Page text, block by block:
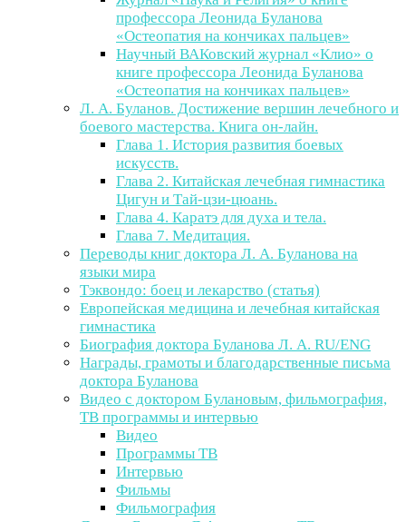
профессора Леонида Буланова
«Остеопатия на кончиках пальцев»
Научный ВАКовский журнал «Клио» о
книге профессора Леонида Буланова
«Остеопатия на кончиках пальцев»
Л. А. Буланов. Достижение вершин лечебного и
боевого мастерства. Книга он-лайн.
Глава 1. История развития боевых
искусств.
Глава 2. Китайская лечебная гимнастика
Цигун и Тай-цзи-цюань.
Глава 4. Каратэ для духа и тела.
Глава 7. Медитация.
Переводы книг доктора Л. А. Буланова на
языки мира
Тэквондо: боец и лекарство (статья)
Европейская медицина и лечебная китайская
гимнастика
Биография доктора Буланова Л. А. RU/ENG
Награды, грамоты и благодарственные письма
доктора Буланова
Видео с доктором Булановым, фильмография,
ТВ программы и интервью
Видео
Программы ТВ
Интервью
Фильмы
Фильмография